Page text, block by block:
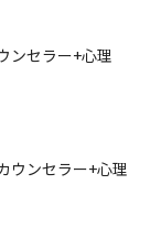
ンセラー+心理
ウンセラー+心理